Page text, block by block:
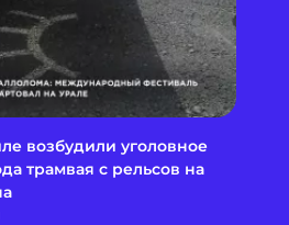
возбудили уголовное
трамвая с рельсов на